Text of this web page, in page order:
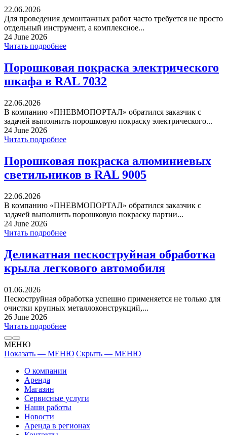
22.06.2026
Для проведения демонтажных работ часто требуется не просто
отдельный инструмент, а комплексное...
24 June 2026
Читать подробнее
Порошковая покраска электрического
шкафа в RAL 7032
22.06.2026
В компанию «ПНЕВМОПОРТАЛ» обратился заказчик с
задачей выполнить порошковую покраску электрического...
24 June 2026
Читать подробнее
Порошковая покраска алюминиевых
светильников в RAL 9005
22.06.2026
В компанию «ПНЕВМОПОРТАЛ» обратился заказчик с
задачей выполнить порошковую покраску партии...
24 June 2026
Читать подробнее
Деликатная пескоструйная обработка
крыла легкового автомобиля
01.06.2026
Пескоструйная обработка успешно применяется не только для
очистки крупных металлоконструкций,...
26 June 2026
Читать подробнее
МЕНЮ
Показать — МЕНЮ Скрыть — МЕНЮ
О компании
Аренда
Магазин
Сервисные услуги
Наши работы
Новости
Аренда в регионах